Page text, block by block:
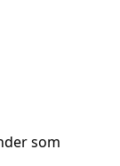
som